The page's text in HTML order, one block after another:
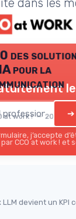
des
pour la
at work ! — 2026 ➔
j’accepte
CCO at work ! et
devient un KPI